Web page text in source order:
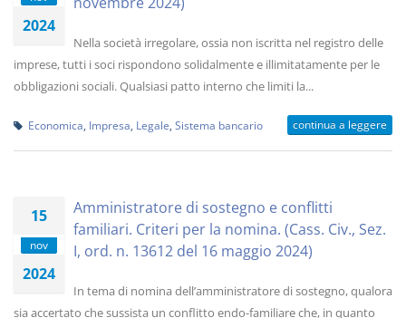
2024
Nella società irregolare, ossia non iscritta nel registro delle
imprese, tutti i soci rispondono solidalmente e illimitatamente per le
obbligazioni sociali. Qualsiasi patto interno che limiti la...
Economica Impresa Legale Sistema bancario continua a leggere
15
nov
2024
Amministratore di sostegno e conflitti
familiari. Criteri per la nomina. (Cass. Civ., Sez.
I, ord. n. 13612 del 16 maggio 2024)
In tema di nomina dell’amministratore di sostegno, qualora
sia accertato che sussista un conflitto endo-familiare che, in quanto